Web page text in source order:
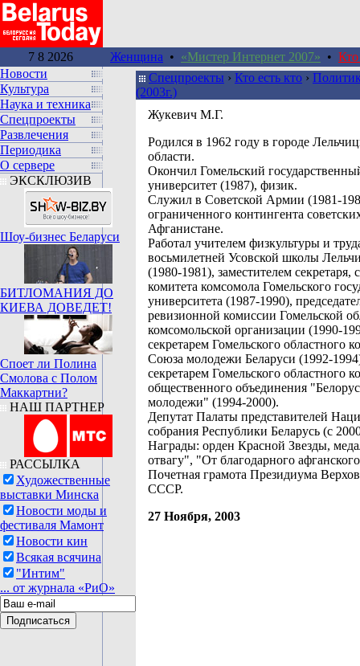
7 8 2026 Женщина • «Мистер Интернет 2007» • Кто
Новости
Культура
Наука и техника
Спецпроекты
Развлечения
Периодика
О сервере
ЭКСКЛЮЗИВ
Шоу-бизнес Беларуси
БИТЛОМАНИЯ ДО
КИЕВА ДОВЕДЕТ!
Споет ли Полина
Смолова с Полом
Маккартни?
НАШ ПАРТНЕР
РАССЫЛКА
Художественные
выставки Минска
Новости моды и
фестиваля Мамонт
Новости кин
Всякая всячина
"Интим"
... от журнала «РиО»
Спецпроекты › Кто есть кто ›
(2003г.)
Жукевич М.Г.
Родился в 1962 году в городе
области.
Окончил Гомельский
университет (1987), физик.
Служил в Советской Армии (1981-
ограниченного контингента
Афганистане.
Работал учителем физкультуры и
восьмилетней Усовской школы
(1980-1981), заместителем секретаря,
комитета комсомола Гомельского
университета (1987-1990),
ревизионной комиссии Гомельской
комсомольской организации (1990-
секретарем Гомельского областного
Союза молодежи Беларуси (1992-
секретарем Гомельского областного
общественного объединения
молодежи" (1994-2000).
Депутат Палаты представителей
собрания Республики Беларусь (с
Награды: орден Красной Звезды,
отвагу", "От благодарного
Почетная грамота Президиума
СССР.
27 Ноября, 2003